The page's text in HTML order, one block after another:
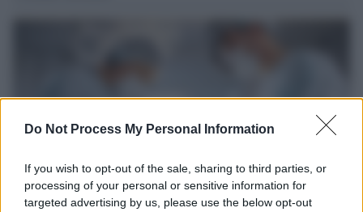
Do Not Process My Personal Information
If you wish to opt-out of the sale, sharing to third parties, or
processing of your personal or sensitive information for
targeted advertising by us, please use the below opt-out